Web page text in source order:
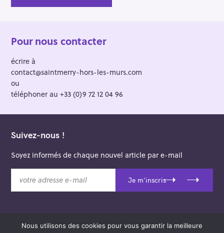
Pour nous contacter
écrire à
contact@saintmerry-hors-les-murs.com
ou
téléphoner au +33 (0)9 72 12 04 96
Suivez-nous !
Soyez informés de chaque nouvel article par e-mail
t
Je m'inscris
Nous utilisons des cookies pour vous garantir la meilleure